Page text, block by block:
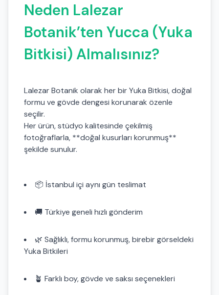
Neden Lalezar
Botanik’ten Yucca (Yuka
Bitkisi) Almalısınız?
Lalezar Botanik olarak her bir Yuka Bitkisi, doğal
formu ve gövde dengesi korunarak özenle
seçilir.
Her ürün, stüdyo kalitesinde çekilmiş
fotoğraflarla, **doğal kusurları korunmuş**
şekilde sunulur.
📦 İstanbul içi aynı gün teslimat
🚚 Türkiye geneli hızlı gönderim
🌿 Sağlıklı, formu korunmuş, birebir görseldeki
Yuka Bitkileri
🪴 Farklı boy, gövde ve saksı seçenekleri